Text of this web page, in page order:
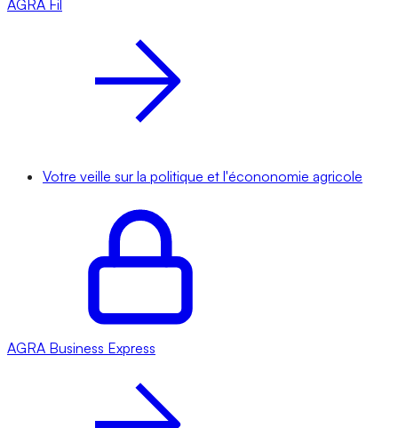
AGRA Fil
Votre veille sur la politique et l'écononomie agricole
AGRA Business Express